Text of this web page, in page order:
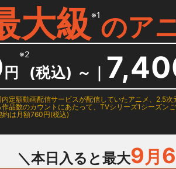
大級 ※1のア
円
※2
(税込) ～ ｜
定額動画配信サービスが配信していたアニメ、2.5
品数のカウントにあたって、TVシリーズ1シーズンご
約は月額760円(税込)
＼本日入ると最大9月 6